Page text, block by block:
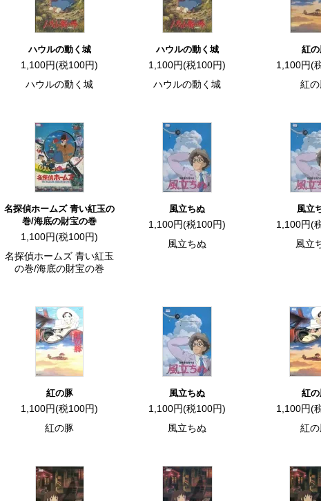
ハウルの動く城
1,100円(税100円)
ハウルの動く城
ハウルの動く城
1,100円(税100円)
ハウルの動く城
紅の
1,100円(
紅
名探偵ホームズ 青い紅玉の
巻/海底の財宝の巻
1,100円(税100円)
名探偵ホームズ 青い紅玉
の巻/海底の財宝の巻
風立ちぬ
1,100円(税100円)
風立ちぬ
風立
1,100円(
風立
紅の豚
1,100円(税100円)
紅の豚
風立ちぬ
1,100円(税100円)
風立ちぬ
紅の
1,100円(
紅